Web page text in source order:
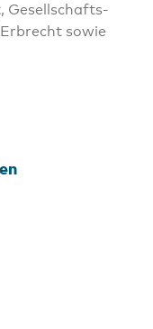
Gesellschafts-
sowie